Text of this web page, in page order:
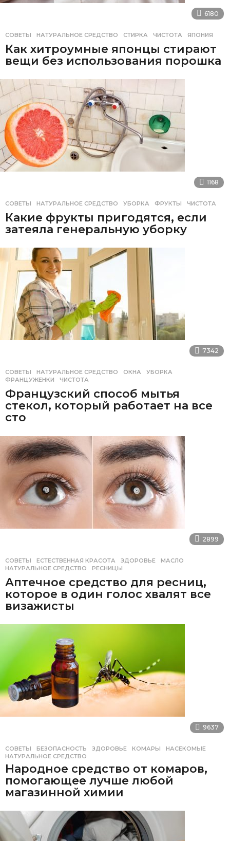
6180
СОВЕТЫ НАТУРАЛЬНОЕ СРЕДСТВО ,СТИРКА ,ЧИСТОТА ,ЯПОНИЯ
Как хитроумные японцы стирают
вещи без использования порошка
1168
СОВЕТЫ НАТУРАЛЬНОЕ СРЕДСТВО ,УБОРКА ,ФРУКТЫ ,ЧИСТОТА
Какие фрукты пригодятся, если
затеяла генеральную уборку
7342
СОВЕТЫ НАТУРАЛЬНОЕ СРЕДСТВО ,ОКНА ,УБОРКА
ФРАНЦУЖЕНКИ
,ЧИСТОТА
Французский способ мытья
стекол, который работает на все
сто
2899
СОВЕТЫ ЕСТЕСТВЕННАЯ КРАСОТА ,ЗДОРОВЬЕ ,МАСЛО
НАТУРАЛЬНОЕ СРЕДСТВО
,РЕСНИЦЫ
Аптечное средство для ресниц,
которое в один голос хвалят все
визажисты
9637
СОВЕТЫ БЕЗОПАСНОСТЬ ,ЗДОРОВЬЕ ,КОМАРЫ ,НАСЕКОМЫЕ
НАТУРАЛЬНОЕ СРЕДСТВО
Народное средство от комаров,
помогающее лучше любой
магазинной химии